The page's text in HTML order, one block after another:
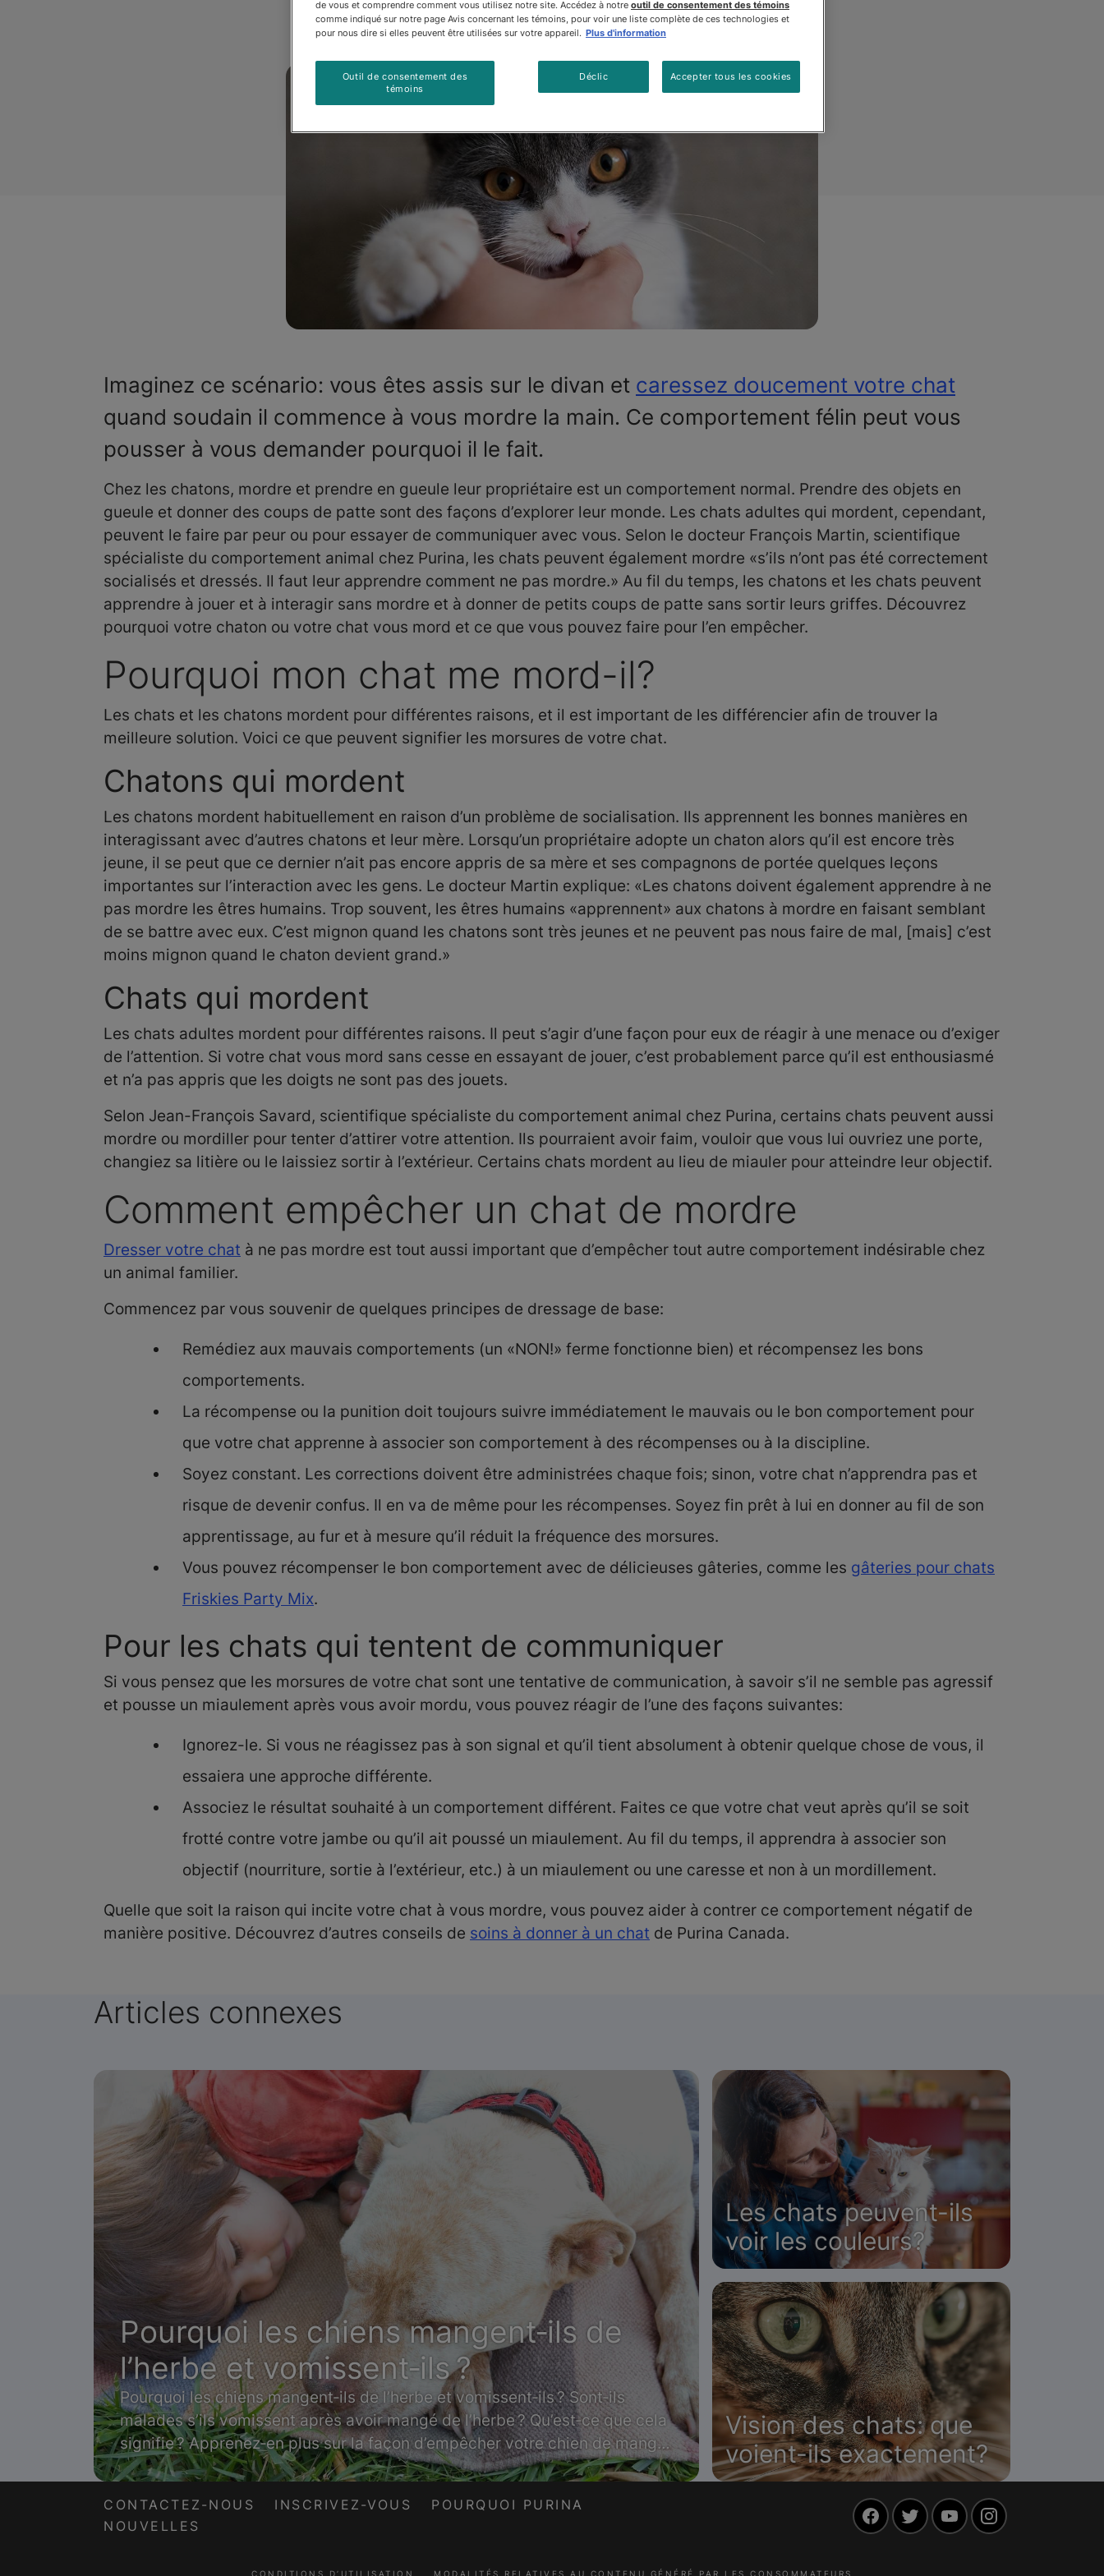
Mis à jour:04/07/2024• Partager cet article
Imaginez ce scénario: vous êtes assis sur le divan et caressez doucement votre chat
quand soudain il commence à vous mordre la main. Ce comportement félin peut vous
pousser à vous demander pourquoi il le fait.
Chez les chatons, mordre et prendre en gueule leur propriétaire est un comportement normal. Prendre des objets en
gueule et donner des coups de patte sont des façons d’explorer leur monde. Les chats adultes qui mordent, cependant,
peuvent le faire par peur ou pour essayer de communiquer avec vous. Selon le docteur François Martin, scientifique
spécialiste du comportement animal chez Purina, les chats peuvent également mordre «s’ils n’ont pas été correctement
socialisés et dressés. Il faut leur apprendre comment ne pas mordre.» Au fil du temps, les chatons et les chats peuvent
apprendre à jouer et à interagir sans mordre et à donner de petits coups de patte sans sortir leurs griffes. Découvrez
pourquoi votre chaton ou votre chat vous mord et ce que vous pouvez faire pour l’en empêcher.
Pourquoi mon chat me mord-il?
Les chats et les chatons mordent pour différentes raisons, et il est important de les différencier afin de trouver la
meilleure solution. Voici ce que peuvent signifier les morsures de votre chat.
Chatons qui mordent
Les chatons mordent habituellement en raison d’un problème de socialisation. Ils apprennent les bonnes manières en
interagissant avec d’autres chatons et leur mère. Lorsqu’un propriétaire adopte un chaton alors qu’il est encore très
jeune, il se peut que ce dernier n’ait pas encore appris de sa mère et ses compagnons de portée quelques leçons
importantes sur l’interaction avec les gens. Le docteur Martin explique: «Les chatons doivent également apprendre à ne
pas mordre les êtres humains. Trop souvent, les êtres humains «apprennent» aux chatons à mordre en faisant semblant
de se battre avec eux. C’est mignon quand les chatons sont très jeunes et ne peuvent pas nous faire de mal, [mais] c’est
moins mignon quand le chaton devient grand.»
Chats qui mordent
Les chats adultes mordent pour différentes raisons. Il peut s’agir d’une façon pour eux de réagir à une menace ou d’exiger
de l’attention. Si votre chat vous mord sans cesse en essayant de jouer, c’est probablement parce qu’il est enthousiasmé
et n’a pas appris que les doigts ne sont pas des jouets.
Selon Jean-François Savard, scientifique spécialiste du comportement animal chez Purina, certains chats peuvent aussi
mordre ou mordiller pour tenter d’attirer votre attention. Ils pourraient avoir faim, vouloir que vous lui ouvriez une porte,
changiez sa litière ou le laissiez sortir à l’extérieur. Certains chats mordent au lieu de miauler pour atteindre leur objectif.
Comment empêcher un chat de mordre
Dresser votre chat à ne pas mordre est tout aussi important que d’empêcher tout autre comportement indésirable chez
un animal familier.
Commencez par vous souvenir de quelques principes de dressage de base:
Remédiez aux mauvais comportements (un «NON!» ferme fonctionne bien) et récompensez les bons
comportements.
La récompense ou la punition doit toujours suivre immédiatement le mauvais ou le bon comportement pour
que votre chat apprenne à associer son comportement à des récompenses ou à la discipline.
Soyez constant. Les corrections doivent être administrées chaque fois; sinon, votre chat n’apprendra pas et
risque de devenir confus. Il en va de même pour les récompenses. Soyez fin prêt à lui en donner au fil de son
apprentissage, au fur et à mesure qu’il réduit la fréquence des morsures.
Vous pouvez récompenser le bon comportement avec de délicieuses gâteries, comme les gâteries pour chats
Friskies Party Mix.
Pour les chats qui tentent de communiquer
Si vous pensez que les morsures de votre chat sont une tentative de communication, à savoir s’il ne semble pas agressif
et pousse un miaulement après vous avoir mordu, vous pouvez réagir de l’une des façons suivantes:
Ignorez-le. Si vous ne réagissez pas à son signal et qu’il tient absolument à obtenir quelque chose de vous, il
essaiera une approche différente.
Associez le résultat souhaité à un comportement différent. Faites ce que votre chat veut après qu’il se soit
frotté contre votre jambe ou qu’il ait poussé un miaulement. Au fil du temps, il apprendra à associer son
objectif (nourriture, sortie à l’extérieur, etc.) à un miaulement ou une caresse et non à un mordillement.
Quelle que soit la raison qui incite votre chat à vous mordre, vous pouvez aider à contrer ce comportement négatif de
manière positive. Découvrez d’autres conseils de soins à donner à un chat de Purina Canada.
Articles connexes
Pourquoi les chiens mangent‑ils de
l’herbe et vomissent‑ils ?
Pourquoi les chiens mangent‑ils de l’herbe et vomissent‑ils ? Sont‑ils
malades s’ils vomissent après avoir mangé de l’herbe ? Qu’est‑ce que cela
signifie ? Apprenez‑en plus sur la façon d’empêcher votre chien de manger
de l’herbe et de vomir.
Les chats peuvent-ils
voir les couleurs?
Vision des chats: que
voient-ils exactement?
CONTACTEZ-NOUS INSCRIVEZ-VOUS
POURQUOI PURINA
NOUVELLES
FacebookTwitter YouTube
CONDITIONS D’UTILISATION MODALITÉS RELATIVES AU CONTENU GÉNÉRÉ PAR LES CONSOMMATEURS
de vous et comprendre comment vous utilisez notre site. Accédez à notre outil de consentement des témoins
comme indiqué sur notre page Avis concernant les témoins, pour voir une liste complète de ces technologies et
pour nous dire si elles peuvent être utilisées sur votre appareil. Plus d'information
Déclic Accepter tous les cookies
Outil de consentement des
témoins